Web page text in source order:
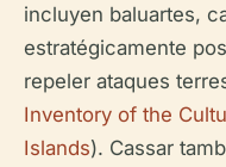
incluyen baluartes,
estratégicamente
repeler ataques
Inventory of the
Islands). Cassar